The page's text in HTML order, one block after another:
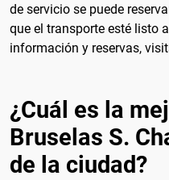
de servicio se puede
que el transporte esté listo
información y reservas,
¿Cuál es la
Bruselas S.
de la ciudad?